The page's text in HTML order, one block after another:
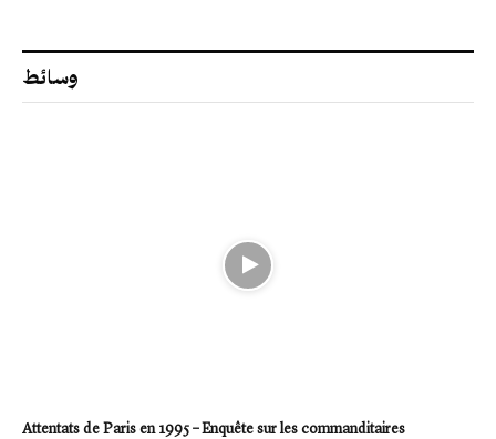
وسائط
Attentats de Paris en 1995 – Enquête sur les commanditaires